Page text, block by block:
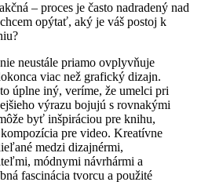
– proces je často nadradený nad
opýtať, aký je váš postoj k
neustále priamo ovplyvňuje
viac než grafický dizajn.
úplne iný, veríme, že umelci pri
výrazu bojujú s rovnakými
byť inšpiráciou pre knihu,
pre video. Kreatívne
medzi dizajnérmi,
módnymi návrhármi a
fascinácia tvorcu a použité